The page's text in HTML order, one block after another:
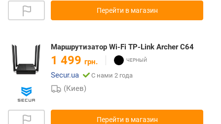
Перейти в магазин
Маршрутизатор Wi-Fi TP-Link Archer C64
1 499 грн.
Secur.ua
С нами 2 года
(Киев)
Перейти в магазин